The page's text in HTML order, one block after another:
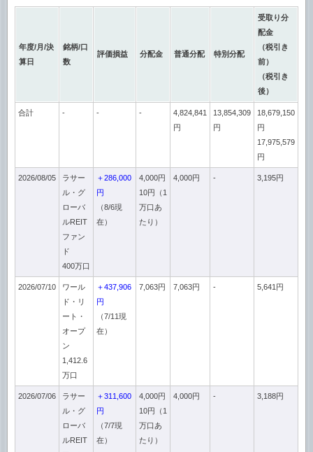
年度/月/決
算日
銘柄/口
数
評価損益 分配金 普通分配 特別分配
受取り分
配金
（税引き
前）
（税引き
後）
合計 - - -
4,824,841
円
13,854,309
円
18,679,150
円
17,975,579
円
2026/08/05
ラサー
ル・グ
ローバ
ルREIT
ファン
ド
400万口
＋286,000
円
（8/6現
在）
4,000円
10円（1
万口あ
たり）
4,000円 - 3,195円
2026/07/10
ワール
ド・リ
ート・
オープ
ン
1,412.6
万口
＋437,906
円
（7/11現
在）
7,063円 7,063円 - 5,641円
2026/07/06
ラサー
ル・グ
ローバ
ルREIT
＋311,600
円
（7/7現
在）
4,000円
10円（1
万口あ
たり）
4,000円 - 3,188円